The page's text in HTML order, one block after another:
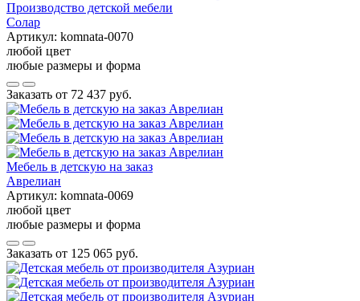
Производство детской мебели
Солар
Артикул: komnata-0070
любой цвет
любые размеры и форма
Заказать от 72 437 руб.
Мебель в детскую на заказ
Аврелиан
Артикул: komnata-0069
любой цвет
любые размеры и форма
Заказать от 125 065 руб.